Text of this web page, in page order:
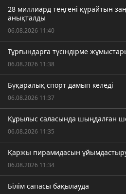
28 миллиард теңгені құрайтын
анықталды
06.08.2026 11:40
Тұрғындарға түсіндірме
06.08.2026 11:38
Бұқаралық спорт дамып келеді
06.08.2026 11:37
Құрылыс саласында шыңдалған
06.08.2026 11:35
Қаржы пирамидасын
06.08.2026 11:34
Білім сапасы бақылауда